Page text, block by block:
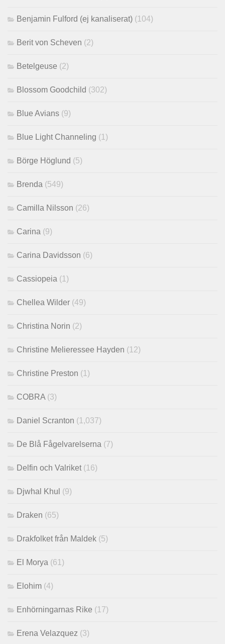
Benjamin Fulford (ej kanaliserat) (104)
Berit von Scheven (2)
Betelgeuse (2)
Blossom Goodchild (302)
Blue Avians (9)
Blue Light Channeling (1)
Börge Höglund (5)
Brenda (549)
Camilla Nilsson (26)
Carina (9)
Carina Davidsson (6)
Cassiopeia (1)
Chellea Wilder (49)
Christina Norin (2)
Christine Melieressee Hayden (12)
Christine Preston (1)
COBRA (3)
Daniel Scranton (1,037)
De Blå Fågelvarelserna (7)
Delfin och Valriket (16)
Djwhal Khul (9)
Draken (65)
Drakfolket från Maldek (5)
El Morya (61)
Elohim (4)
Enhörningarnas Rike (17)
Erena Velazquez (3)